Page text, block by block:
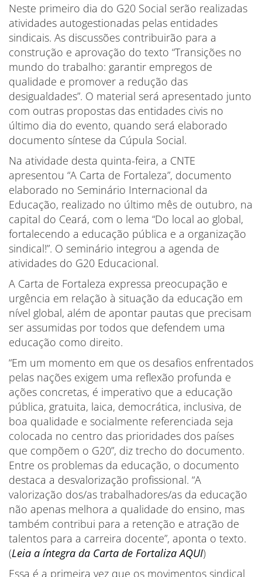
Neste primeiro dia do G20 Social serão realizadas
atividades autogestionadas pelas entidades
sindicais. As discussões contribuirão para a
construção e aprovação do texto “Transições no
mundo do trabalho: garantir empregos de
qualidade e promover a redução das
desigualdades”. O material será apresentado junto
com outras propostas das entidades civis no
último dia do evento, quando será elaborado
documento síntese da Cúpula Social.
Na atividade desta quinta-feira, a CNTE
apresentou “A Carta de Fortaleza”, documento
elaborado no Seminário Internacional da
Educação, realizado no último mês de outubro, na
capital do Ceará, com o lema “Do local ao global,
fortalecendo a educação pública e a organização
sindical!”. O seminário integrou a agenda de
atividades do G20 Educacional.
A Carta de Fortaleza expressa preocupação e
urgência em relação à situação da educação em
nível global, além de apontar pautas que precisam
ser assumidas por todos que defendem uma
educação como direito.
“Em um momento em que os desafios enfrentados
pelas nações exigem uma reflexão profunda e
ações concretas, é imperativo que a educação
pública, gratuita, laica, democrática, inclusiva, de
boa qualidade e socialmente referenciada seja
colocada no centro das prioridades dos países
que compõem o G20”, diz trecho do documento.
Entre os problemas da educação, o documento
destaca a desvalorização profissional. “A
valorização dos/as trabalhadores/as da educação
não apenas melhora a qualidade do ensino, mas
também contribui para a retenção e atração de
talentos para a carreira docente”, aponta o texto.
(Leia a íntegra da Carta de Fortaliza AQUI)
Essa é a primeira vez que os movimentos sindical